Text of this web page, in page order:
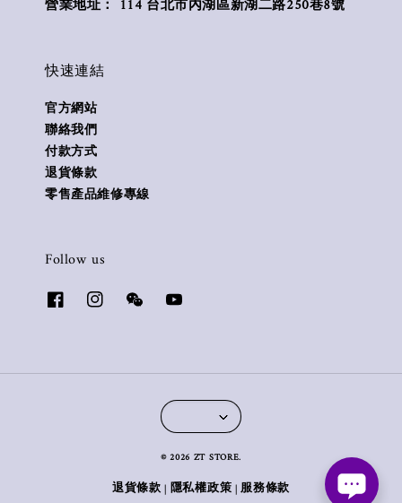
營業地址： 114 台北市內湖區新湖二路250巷8號
快速連結
官方網站
聯絡我們
付款方式
退貨條款
零售產品維修專線
Follow us
© 2026 ZT STORE.
退貨條款| 隱私權政策 |服務條款